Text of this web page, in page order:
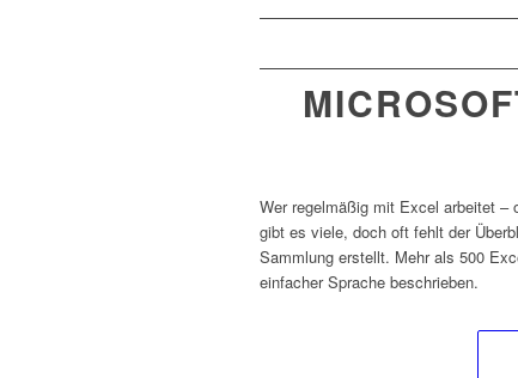
Wer regelmäßig mit Excel arbeitet –
gibt es viele, doch oft fehlt der
Sammlung erstellt. Mehr als 500
einfacher Sprache beschrieben.